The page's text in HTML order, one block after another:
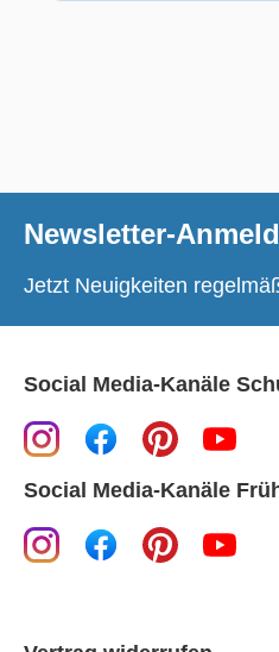
Newsletter-
Jetzt Neuigkeiten
Social Media-Kanäle
Social Media-Kanäle